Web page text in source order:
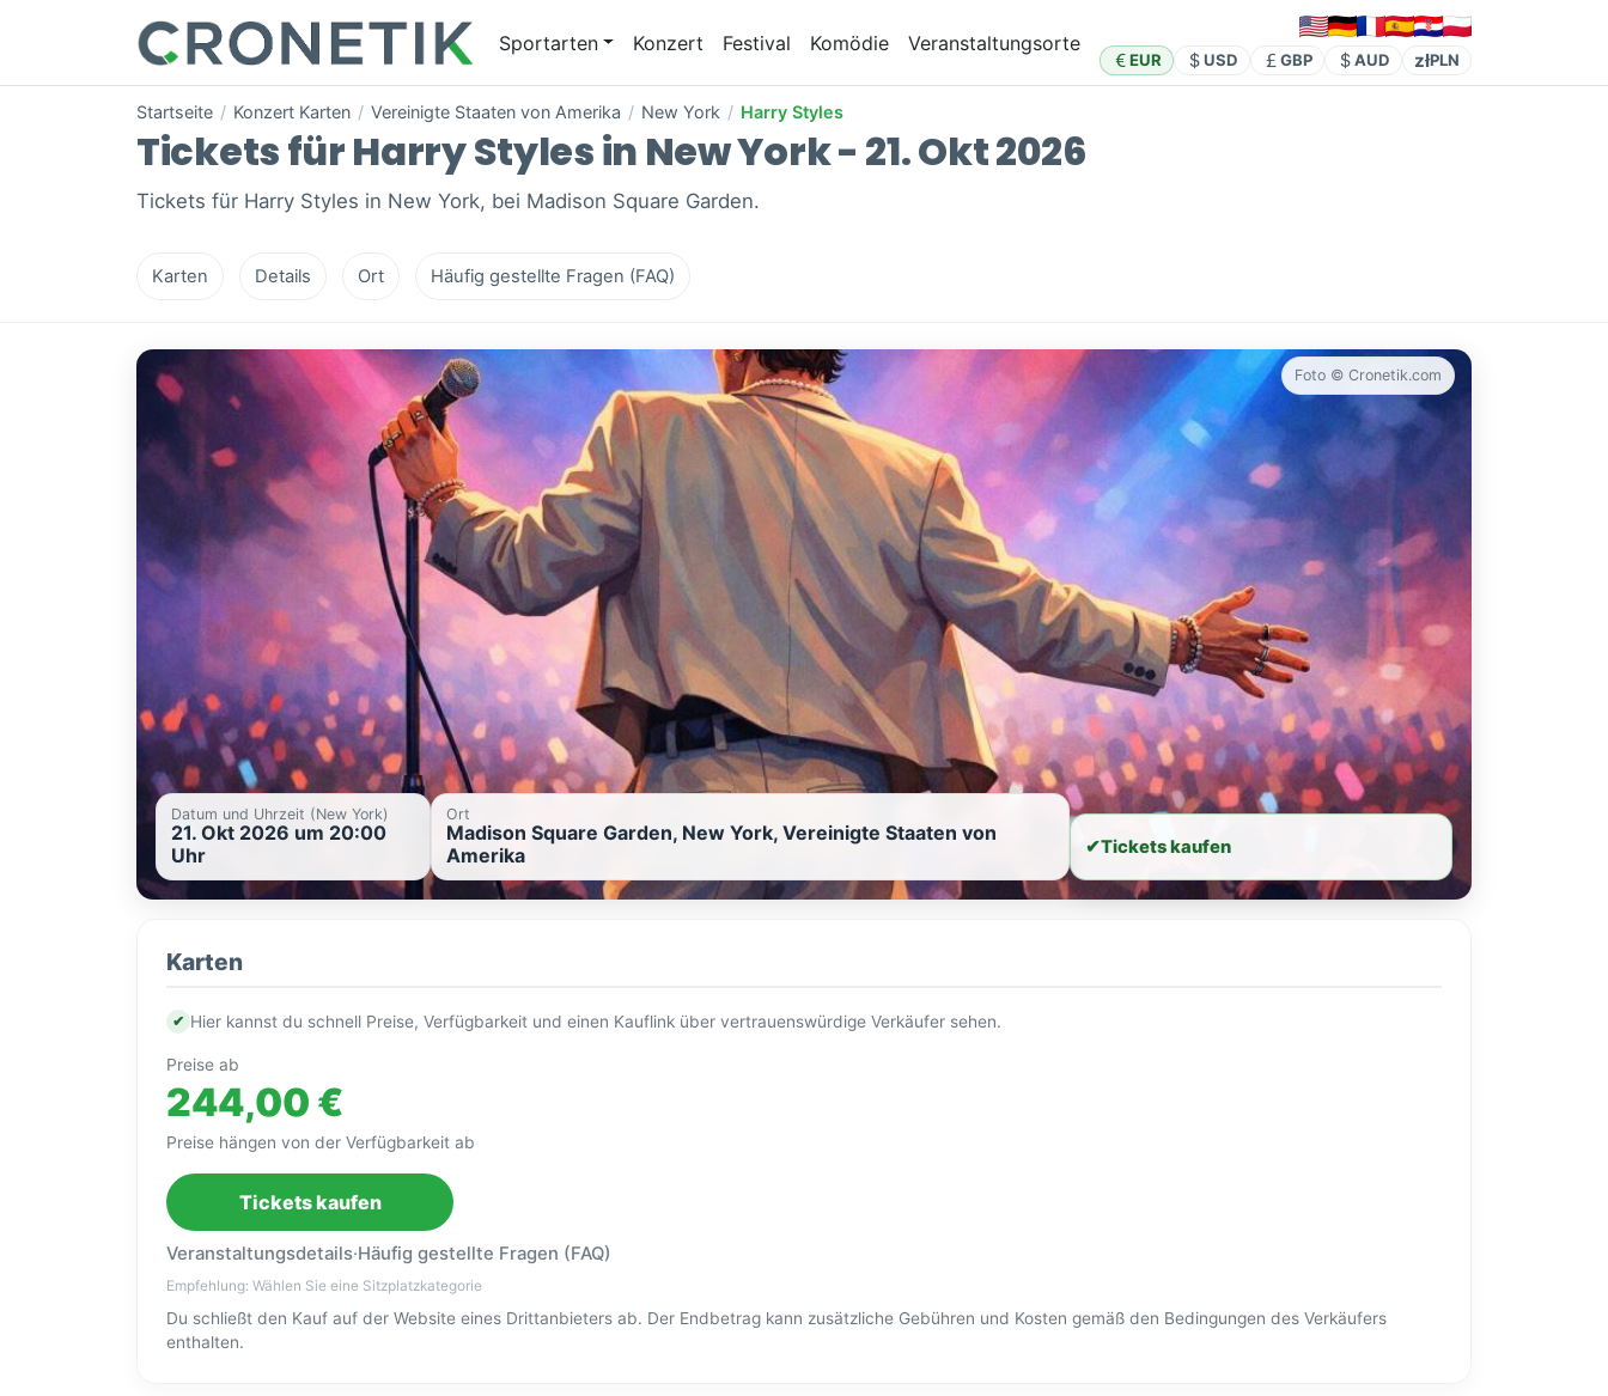
Sportarten Konzert Festival Komödie Veranstaltungsorte
EUR USD GBP AUD złPLN
Startseite / Konzert Karten / Vereinigte Staaten von Amerika / New York / Harry Styles
Tickets für Harry Styles in New York - 21. Okt 2026
Tickets für Harry Styles in New York, bei Madison Square Garden.
Karten Details Ort Häufig gestellte Fragen (FAQ)
Foto © Cronetik.com
Datum und Uhrzeit (New York)
21. Okt 2026 um 20:00
Uhr
Ort
Madison Square Garden, New York, Vereinigte Staaten von
Amerika
✔Tickets kaufen
Karten
✔ Hier kannst du schnell Preise, Verfügbarkeit und einen Kauflink über vertrauenswürdige Verkäufer sehen.
Preise ab
244,00 €
Preise hängen von der Verfügbarkeit ab
Tickets kaufen
Veranstaltungsdetails·Häufig gestellte Fragen (FAQ)
Empfehlung: Wählen Sie eine Sitzplatzkategorie
Du schließt den Kauf auf der Website eines Drittanbieters ab. Der Endbetrag kann zusätzliche Gebühren und Kosten gemäß den Bedingungen des Verkäufers
enthalten.